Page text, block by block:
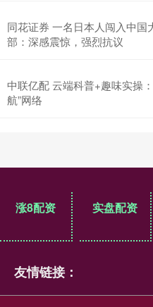
同花证券 一名日本人闯入中
部：深感震惊，强烈抗议
中联亿配 云端科普+趣味实操
航”网络
涨8配资 实盘配资
友情链接：